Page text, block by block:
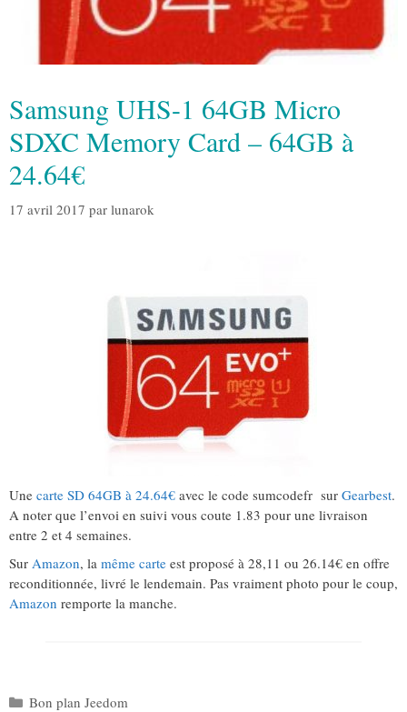
Samsung UHS-1 64GB Micro
SDXC Memory Card – 64GB à
24.64€
17 avril 2017 par lunarok
Une carte SD 64GB à 24.64€ avec le code sumcodefr sur Gearbest.
A noter que l’envoi en suivi vous coute 1.83 pour une livraison
entre 2 et 4 semaines.
Sur Amazon, la même carte est proposé à 28,11 ou 26.14€ en offre
reconditionnée, livré le lendemain. Pas vraiment photo pour le coup,
Amazon remporte la manche.
Catégories
Bon plan Jeedom